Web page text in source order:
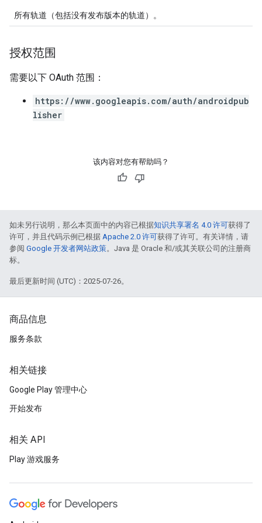
所有轨道（包括没有发布版本的轨道）。
授权范围
需要以下 OAuth 范围：
https://www.googleapis.com/auth/androidpub
lisher
该内容对您有帮助吗？
如未另行说明，那么本页面中的内容已根据知识共享署名 4.0 许可获得了
许可，并且代码示例已根据 Apache 2.0 许可获得了许可。有关详情，请
参阅 Google 开发者网站政策。Java 是 Oracle 和/或其关联公司的注册商
标。
最后更新时间 (UTC)：2025-07-26。
商品信息
服务条款
相关链接
Google Play 管理中心
开始发布
相关 API
Play 游戏服务